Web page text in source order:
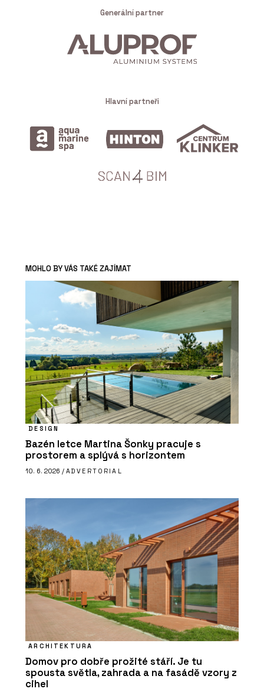
Generální partner
Hlavní partneři
MOHLO BY VÁS TAKÉ ZAJÍMAT
DESIGN
Bazén letce Martina Šonky pracuje s
prostorem a splývá s horizontem
10. 6. 2026 / ADVERTORIAL
ARCHITEKTURA
Domov pro dobře prožité stáří. Je tu
spousta světla, zahrada a na fasádě vzory z
cihel